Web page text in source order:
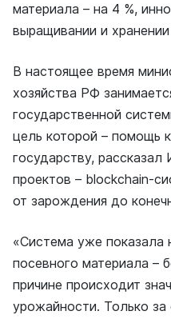
материала – на 4 %,
выращивании и
В настоящее время
хозяйства РФ
государственной
цель которой – помощь
государству,
проектов – blockchain-
от зарождения до
«Система уже
посевного материала –
причине происходит
урожайности. Только за